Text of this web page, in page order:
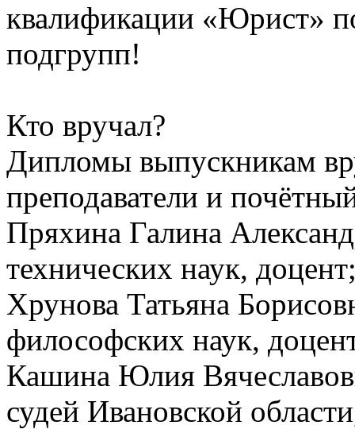
квалификации «Юрист»
подгрупп!
Кто вручал?
Дипломы выпускникам
преподаватели и
Пряхина Галина
технических наук,
Хрунова Татьяна
философских наук,
Кашина Юлия
судей Ивановской